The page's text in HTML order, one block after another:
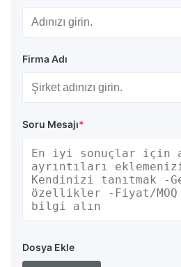
Firma Adı
Soru Mesajı*
Dosya Ekle